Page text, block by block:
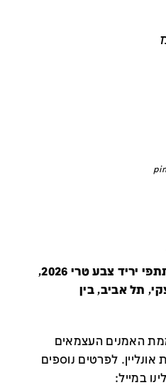
קטלוג זה מציג את כל משתתפי יריד צבע טרי 2026,
תל אביב, בין
האמנים העצמאים
. לפרטים נוספים
במייל: